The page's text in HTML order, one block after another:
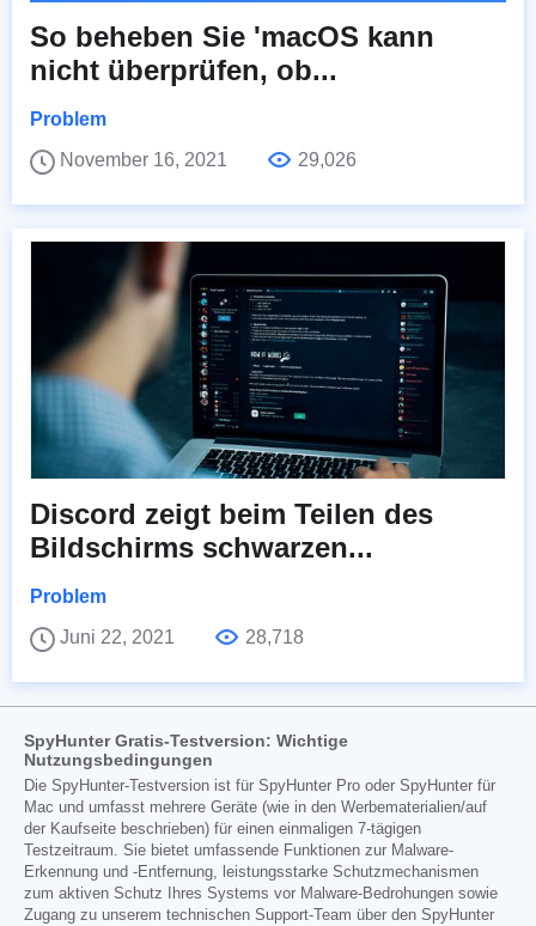
So beheben Sie 'macOS kann
nicht überprüfen, ob...
Problem
November 16, 2021
29,026
Discord zeigt beim Teilen des
Bildschirms schwarzen...
Problem
Juni 22, 2021
28,718
SpyHunter Gratis-Testversion: Wichtige
Nutzungsbedingungen
Die SpyHunter-Testversion ist für SpyHunter Pro oder SpyHunter für
Mac und umfasst mehrere Geräte (wie in den Werbematerialien/auf
der Kaufseite beschrieben) für einen einmaligen 7-tägigen
Testzeitraum. Sie bietet umfassende Funktionen zur Malware-
Erkennung und -Entfernung, leistungsstarke Schutzmechanismen
zum aktiven Schutz Ihres Systems vor Malware-Bedrohungen sowie
Zugang zu unserem technischen Support-Team über den SpyHunter